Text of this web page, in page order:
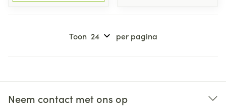
Toon per pagina
Neem contact met ons op